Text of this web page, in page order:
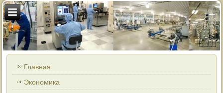
Главная
Экономика